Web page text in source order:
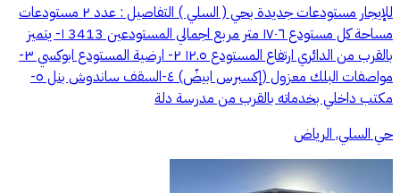
للإيجار مستودعات جديدة بحي ( السلي ) التفاصيل : عدد ٢ مستودعات
مساحة كل مستودع ١٧٠٦ متر مربع اجمالي المستودعين 3413 ١- يتميز
بالقرب من الدائري ارتفاع المستودع ١٢.٥ ٢- ارضية المستودع ابوكسي ٣-
مواصفات البلك معزول (إكسبرس ابيضّ) ٤-السقف ساندوش بنل ٥-
مكتب داخلي بخدماته بالقرب من مدرسة دلة
حي السلي, الرياض